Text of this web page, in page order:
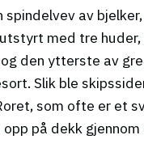
spindelvev av
med tre
den ytterste av
Slik ble
som ofte er et
på dekk gjennom